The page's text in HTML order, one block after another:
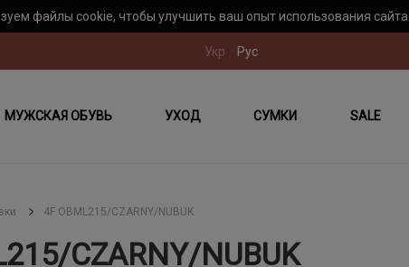
файлы cookie, чтобы улучшить ваш опыт использования сайта.
Укр Рус
МУЖСКАЯ ОБУВЬ УХОД СУМКИ SALE
4F OBML215/CZARNY/NUBUK
CZARNY/NUBUK